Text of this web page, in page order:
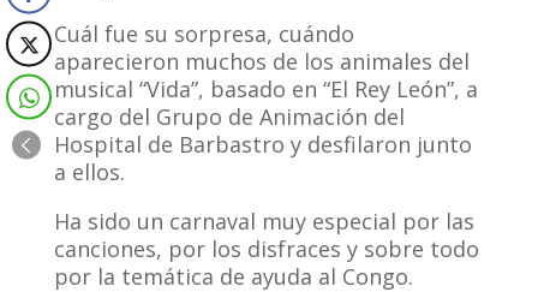
Cuál fue su sorpresa, cuándo
aparecieron muchos de los animales del
musical “Vida”, basado en “El Rey León”, a
cargo del Grupo de Animación del
Hospital de Barbastro y desfilaron junto
a ellos.
Ha sido un carnaval muy especial por las
canciones, por los disfraces y sobre todo
por la temática de ayuda al Congo.